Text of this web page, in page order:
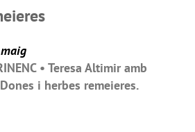
• Teresa Altimir amb
i herbes remeieres.